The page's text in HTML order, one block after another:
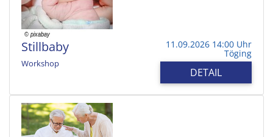
Stillbaby
Workshop
11.09.2026 14:00 Uhr
Töging
DETAIL